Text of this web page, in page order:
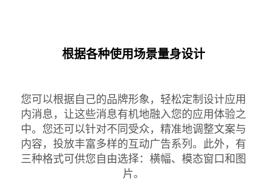
根据各种使用场景量身设计
您可以根据自己的品牌形象，轻松定制设计应用
内消息，让这些消息有机地融入您的应用体验之
中。您还可以针对不同受众，精准地调整文案与
内容，投放丰富多样的互动广告系列。此外，有
三种格式可供您自由选择：横幅、模态窗口和图
片。